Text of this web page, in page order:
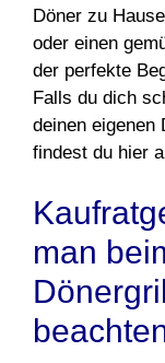
Döner zu
oder einen
der perfekte
Falls du dich
deinen eigenen
findest du hier
man